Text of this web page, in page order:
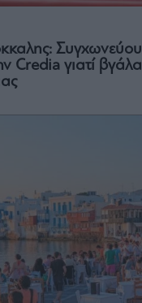
Credia γιατί